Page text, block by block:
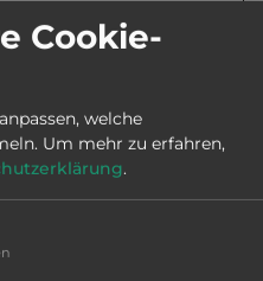
98127629
Cookie-
welche
Um mehr zu erfahren,
.